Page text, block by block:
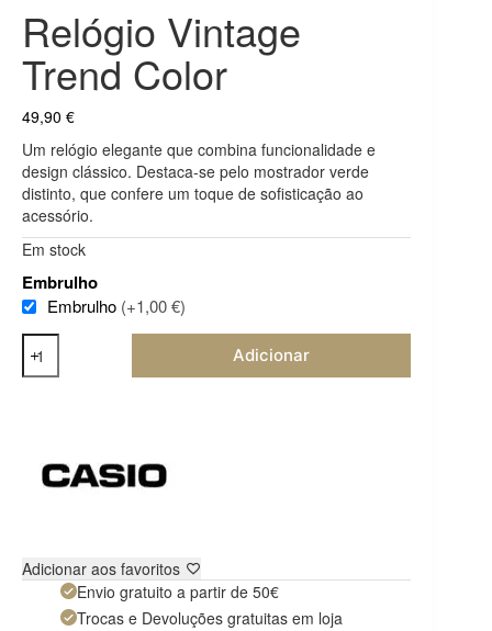
Relógio Vintage
Trend Color
49,90 €
Um relógio elegante que combina funcionalidade e
design clássico. Destaca-se pelo mostrador verde
distinto, que confere um toque de sofisticação ao
acessório.
Em stock
Embrulho
Embrulho (+1,00 €)
Quantidade
de
Color
Adicionar
Adicionar aos favoritos
Envio gratuito a partir de 50€
Trocas e Devoluções gratuitas em loja